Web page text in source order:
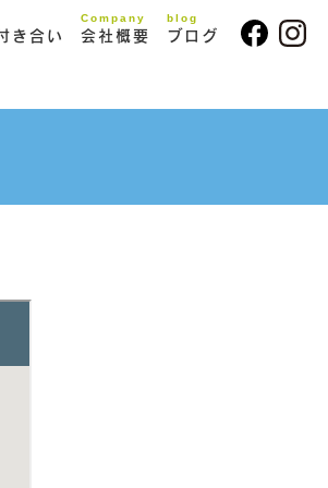
き合い
Company
会社概要
blog
ブログ